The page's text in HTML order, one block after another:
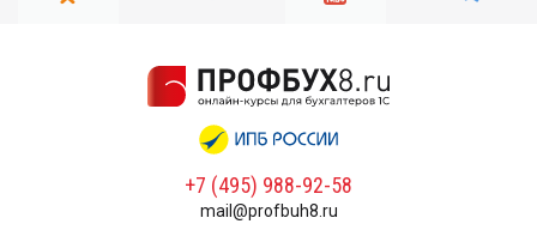
+7 (495) 988-92-58
mail@profbuh8.ru